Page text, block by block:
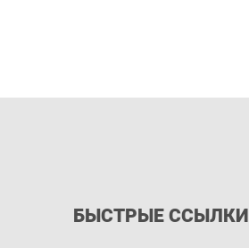
БЫСТРЫЕ ССЫЛКИ